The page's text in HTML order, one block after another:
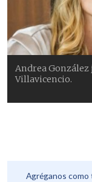
Andrea
Villavicencio.
Agréganos